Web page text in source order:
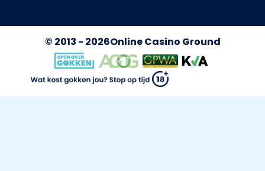
© 2013 - 2026Online Casino Ground